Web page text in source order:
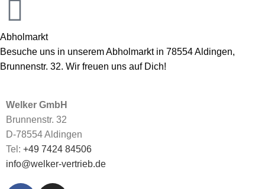
Abholmarkt
Besuche uns in unserem Abholmarkt in 78554 Aldingen,
Brunnenstr. 32. Wir freuen uns auf Dich!
Welker GmbH
Brunnenstr. 32
D-78554 Aldingen
Tel: +49 7424 84506
info@welker-vertrieb.de